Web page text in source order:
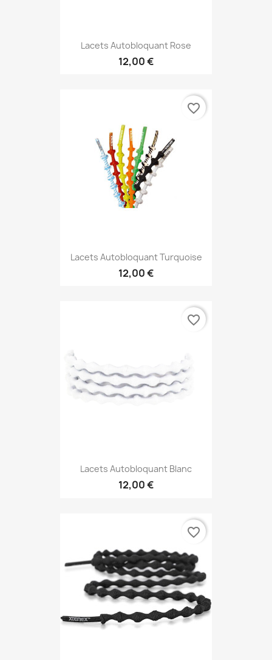
Lacets Autobloquant Rose
12,00 €
Lacets Autobloquant Turquoise
12,00 €
favorite_border
Lacets Autobloquant Blanc
12,00 €
favorite_border
favorite_border